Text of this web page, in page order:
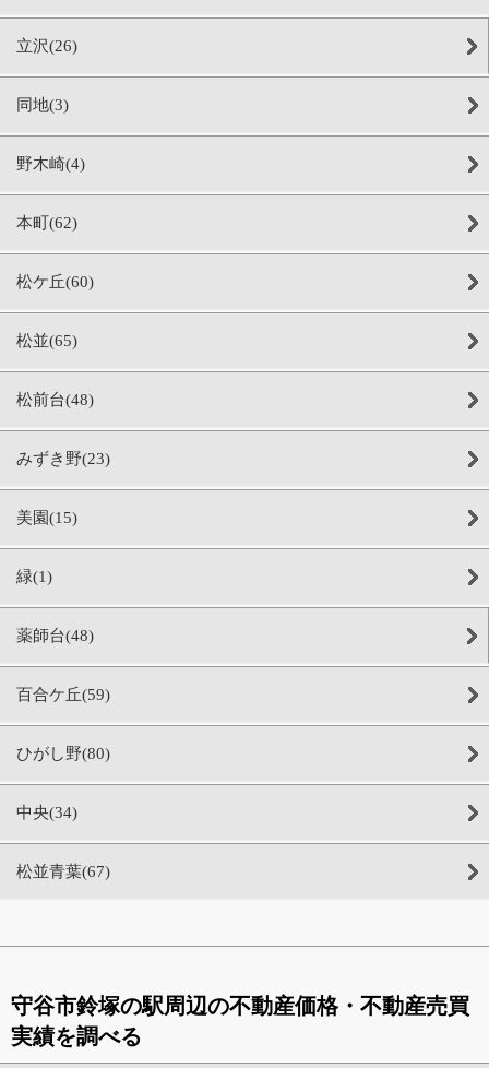
立沢(26)
同地(3)
野木崎(4)
本町(62)
松ケ丘(60)
松並(65)
松前台(48)
みずき野(23)
美園(15)
緑(1)
薬師台(48)
百合ケ丘(59)
ひがし野(80)
中央(34)
松並青葉(67)
守谷市鈴塚の駅周辺の不動産価格・不動産売買
実績を調べる